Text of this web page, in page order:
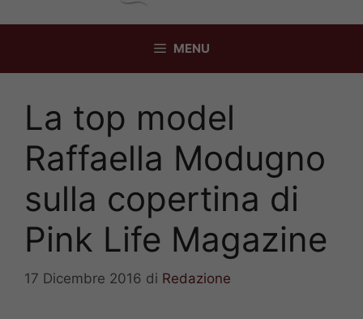
MENU
La top model
Raffaella Modugno
sulla copertina di
Pink Life Magazine
17 Dicembre 2016 di Redazione